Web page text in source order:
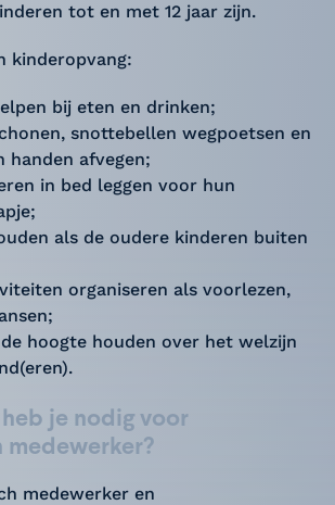
tot en met 12 jaar zijn.
kinderopvang:
bij eten en drinken;
snottebellen wegpoetsen en
handen afvegen;
in bed leggen voor hun
als de oudere kinderen buiten
organiseren als voorlezen,
hoogte houden over het welzijn
je nodig voor
medewerker?
medewerker en